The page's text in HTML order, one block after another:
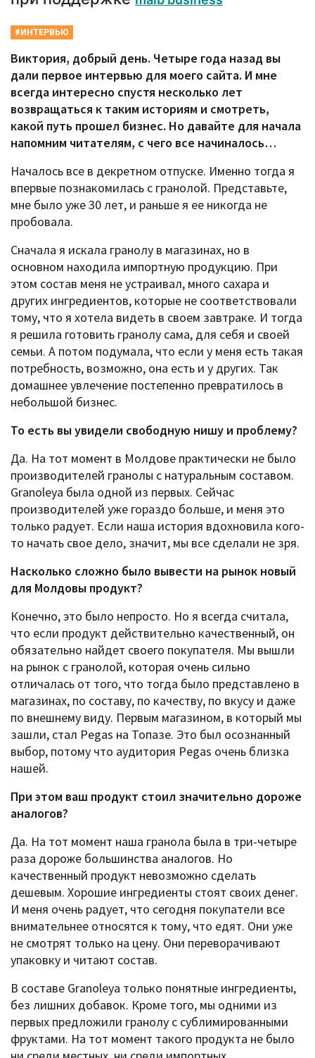
#ИНТЕРВЬЮ
Виктория, добрый день. Четыре года назад вы
дали первое интервью для моего сайта. И мне
всегда интересно спустя несколько лет
возвращаться к таким историям и смотреть,
какой путь прошел бизнес. Но давайте для начала
напомним читателям, с чего все начиналось…
Началось все в декретном отпуске. Именно тогда я
впервые познакомилась с гранолой. Представьте,
мне было уже 30 лет, и раньше я ее никогда не
пробовала.
Сначала я искала гранолу в магазинах, но в
основном находила импортную продукцию. При
этом состав меня не устраивал, много сахара и
других ингредиентов, которые не соответствовали
тому, что я хотела видеть в своем завтраке. И тогда
я решила готовить гранолу сама, для себя и своей
семьи. А потом подумала, что если у меня есть такая
потребность, возможно, она есть и у других. Так
домашнее увлечение постепенно превратилось в
небольшой бизнес.
То есть вы увидели свободную нишу и проблему?
Да. На тот момент в Молдове практически не было
производителей гранолы с натуральным составом.
Granoleya была одной из первых. Сейчас
производителей уже гораздо больше, и меня это
только радует. Если наша история вдохновила кого-
то начать свое дело, значит, мы все сделали не зря.
Насколько сложно было вывести на рынок новый
для Молдовы продукт?
Конечно, это было непросто. Но я всегда считала,
что если продукт действительно качественный, он
обязательно найдет своего покупателя. Мы вышли
на рынок с гранолой, которая очень сильно
отличалась от того, что тогда было представлено в
магазинах, по составу, по качеству, по вкусу и даже
по внешнему виду. Первым магазином, в который мы
зашли, стал Pegas на Топазе. Это был осознанный
выбор, потому что аудитория Pegas очень близка
нашей.
При этом ваш продукт стоил значительно дороже
аналогов?
Да. На тот момент наша гранола была в три-четыре
раза дороже большинства аналогов. Но
качественный продукт невозможно сделать
дешевым. Хорошие ингредиенты стоят своих денег.
И меня очень радует, что сегодня покупатели все
внимательнее относятся к тому, что едят. Они уже
не смотрят только на цену. Они переворачивают
упаковку и читают состав.
В составе Granoleya только понятные ингредиенты,
без лишних добавок. Кроме того, мы одними из
первых предложили гранолу с сублимированными
фруктами. На тот момент такого продукта не было